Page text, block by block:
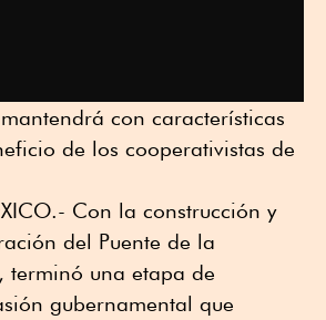
con características
de los cooperativistas de
Con la construcción y
del Puente de la
terminó una etapa de
gubernamental que